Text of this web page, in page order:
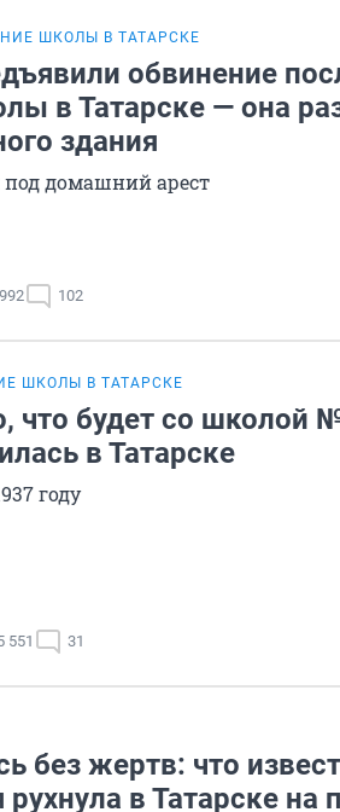
ШКОЛЫ В ТАТАРСКЕ
обвинение
в Татарске — она
здания
домашний арест
102
ШКОЛЫ В ТАТАРСКЕ
что будет со школой
в Татарске
году
551 31
без жертв: что
в Татарске на